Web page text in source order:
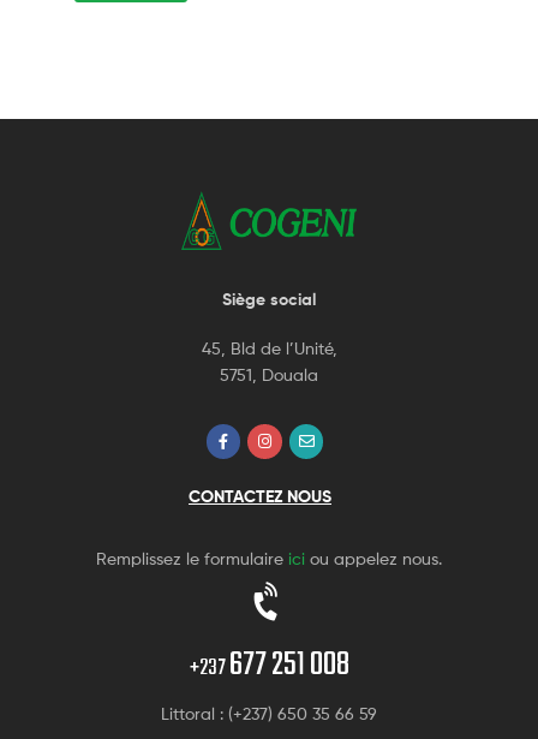
Siège social
45, Bld de l’Unité,
5751, Douala
CONTACTEZ NOUS
Remplissez le formulaire ici ou appelez nous.
+237677 251 008
Littoral : (+237) 650 35 66 59